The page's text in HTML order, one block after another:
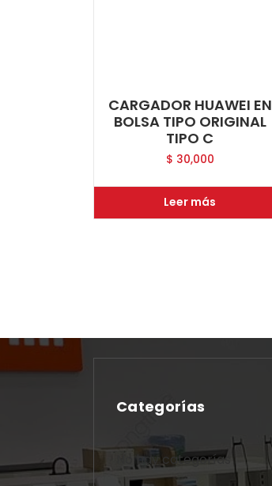
CARGADOR HUAWEI EN
BOLSA TIPO ORIGINAL
TIPO C
$ 30,000
Leer más
Categorías
No hay categorías